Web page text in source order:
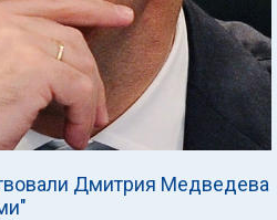
Дмитрия Медведева